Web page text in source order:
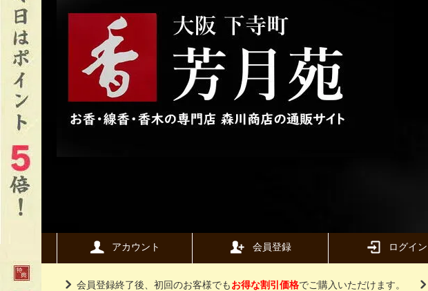
アカウント 会員登録 ログイン
会員登録終了後、初回のお客様でもお得な割引価格でご購入いただけます。